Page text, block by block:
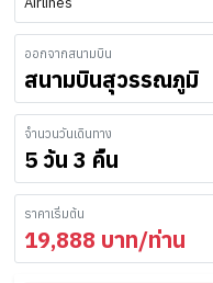
ออกจากสนามบิน
สนามบินสุวรรณภูมิ
จำนวนวันเดินทาง
5 วัน 3 คืน
ราคาเริ่มต้น
19,888 บาท/ท่าน